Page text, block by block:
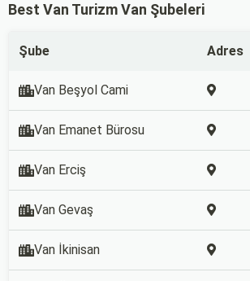
Best Van Turizm Van Şubeleri
Şube Adres
Van Beşyol Cami
Van Emanet Bürosu
Van Erciş
Van Gevaş
Van İkinisan